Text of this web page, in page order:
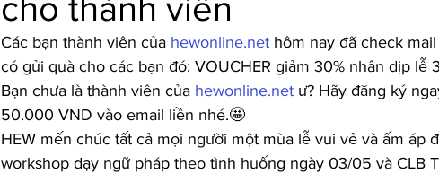
cho thành viên
Các bạn thành viên của hewonline.net hôm nay đã check
có gửi quà cho các bạn đó: VOUCHER giảm 30% nhân dịp lễ
Bạn chưa là thành viên của hewonline.net ư? Hãy đăng ký
50.000 VND vào email liền nhé.🤩
HEW mến chúc tất cả mọi người một mùa lễ vui vẻ và ấm áp
workshop dạy ngữ pháp theo tình huống ngày 03/05 và CLB